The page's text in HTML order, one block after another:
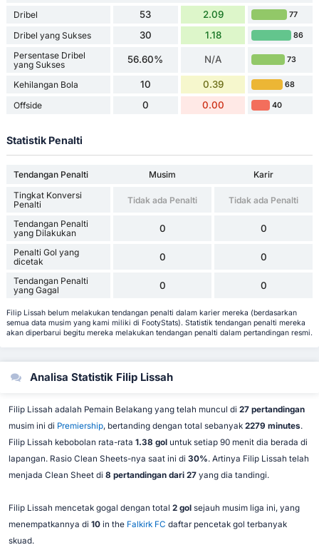
Dribel
53 2.09 77
Dribel yang Sukses 30 1.18 86
Persentase Dribel
yang Sukses
56.60% N/A 73
Kehilangan Bola 10 0.39 68
Offside 0 0.00 40
Statistik Penalti
Tendangan Penalti Musim
Karir
Tingkat Konversi
Penalti
Tidak ada Penalti Tidak ada Penalti
Tendangan Penalti
yang Dilakukan
0 0
Penalti Gol yang
dicetak
0 0
Tendangan Penalti
yang Gagal
0 0
Filip Lissah belum melakukan tendangan penalti dalam karier mereka (berdasarkan
semua data musim yang kami miliki di FootyStats). Statistik tendangan penalti mereka
akan diperbarui begitu mereka melakukan tendangan penalti dalam pertandingan resmi.
Analisa Statistik Filip Lissah
Filip Lissah adalah Pemain Belakang yang telah muncul di 27 pertandingan
musim ini di Premiership, bertanding dengan total sebanyak 2279 minutes.
Filip Lissah kebobolan rata-rata 1.38 goluntuk setiap 90 menit dia berada di
lapangan. Rasio Clean Sheets-nya saat ini di 30%. Artinya Filip Lissah telah
menjada Clean Sheet di 8 pertandingan dari 27yang dia tandingi.
Filip Lissah mencetak gogal dengan total 2 golsejauh musim liga ini, yang
menempatkannya di 10in the Falkirk FC daftar pencetak gol terbanyak
skuad.